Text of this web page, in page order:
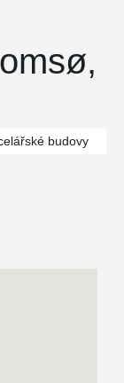
budovy